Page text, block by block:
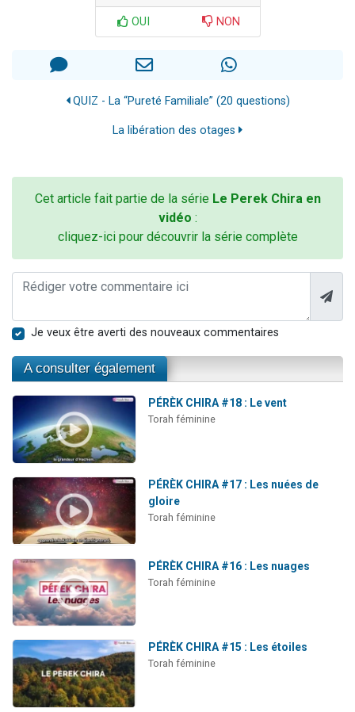
OUI NON
QUIZ - La “Pureté Familiale” (20 questions)
La libération des otages
Cet article fait partie de la série Le Perek Chira en
vidéo :
cliquez-ici pour découvrir la série complète
Je veux être averti des nouveaux commentaires
A consulter également
PÉRÈK CHIRA #18 : Le vent
Torah féminine
PÉRÈK CHIRA #17 : Les nuées de
gloire
Torah féminine
PÉRÈK CHIRA #16 : Les nuages
Torah féminine
PÉRÈK CHIRA #15 : Les étoiles
Torah féminine